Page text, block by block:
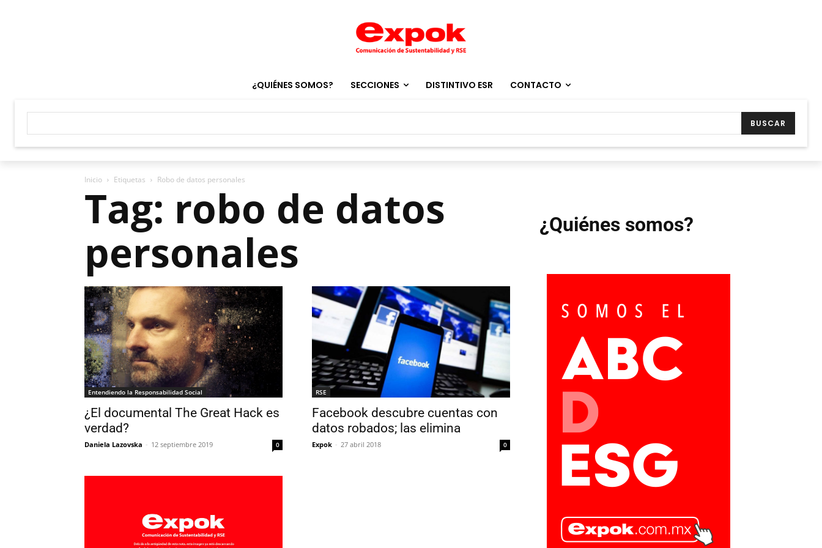
¿QUIÉNES SOMOS? SECCIONES DISTINTIVO ESR CONTACTO
BUSCAR
Inicio Etiquetas Robo de datos personales
Tag: robo de datos
personales
Entendiendo la Responsabilidad Social
¿El documental The Great Hack es
verdad?
Daniela Lazovska - 12 septiembre 2019 0
RSE
Facebook descubre cuentas con
datos robados; las elimina
Expok - 27 abril 2018 0
¿Quiénes somos?